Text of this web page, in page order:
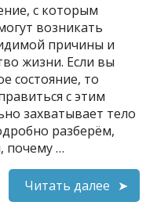
с которым
возникать
причины и
жизни. Если вы
состояние, то
с этим
захватывает тело
разберём,
почему …
Читать далее